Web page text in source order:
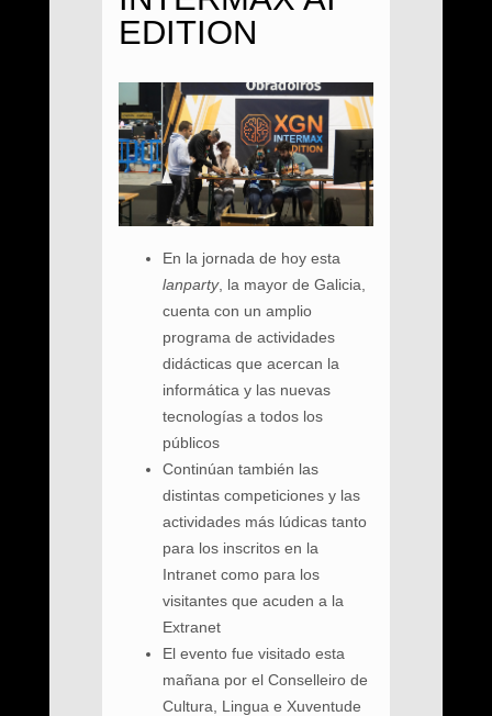
EDITION
En la jornada de hoy esta
lanparty, la mayor de Galicia,
cuenta con un amplio
programa de actividades
didácticas que acercan la
informática y las nuevas
tecnologías a todos los
públicos
Continúan también las
distintas competiciones y las
actividades más lúdicas tanto
para los inscritos en la
Intranet como para los
visitantes que acuden a la
Extranet
El evento fue visitado esta
mañana por el Conselleiro de
Cultura, Lingua e Xuventude